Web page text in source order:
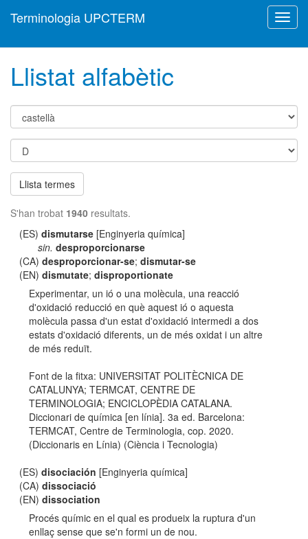
Terminologia UPCTERM
Llistat alfabètic
Llista termes
S'han trobat 1940 resultats.
(ES)dismutarse [Enginyeria química]
sin. desproporcionarse
(CA)desproporcionar-se;dismutar-se
(EN)dismutate;disproportionate
Experimentar, un ió o una molècula, una reacció
d'oxidació reducció en què aquest ió o aquesta
molècula passa d'un estat d'oxidació intermedi a dos
estats d'oxidació diferents, un de més oxidat i un altre
de més reduït.
Font de la fitxa: UNIVERSITAT POLITÈCNICA DE
CATALUNYA; TERMCAT, CENTRE DE
TERMINOLOGIA; ENCICLOPÈDIA CATALANA.
Diccionari de química [en línia]. 3a ed. Barcelona:
TERMCAT, Centre de Terminologia, cop. 2020.
(Diccionaris en Línia) (Ciència i Tecnologia)
(ES)disociación [Enginyeria química]
(CA)dissociació
(EN)dissociation
Procés químic en el qual es produeix la ruptura d'un
enllaç sense que se'n formi un de nou.